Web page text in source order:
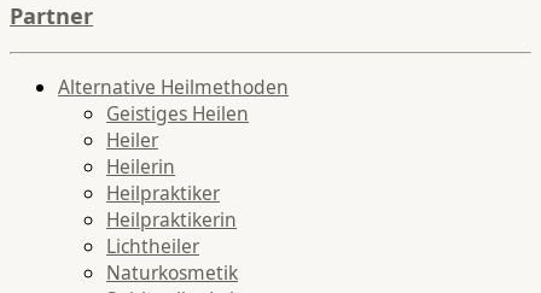
Partner
Alternative Heilmethoden
Geistiges Heilen
Heiler
Heilerin
Heilpraktiker
Heilpraktikerin
Lichtheiler
Naturkosmetik